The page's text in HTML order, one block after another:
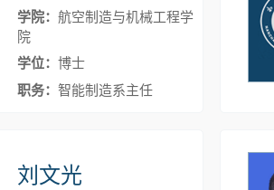
学院： 航空制造与机械工程学
院
学位： 博士
职务： 智能制造系主任
刘文光